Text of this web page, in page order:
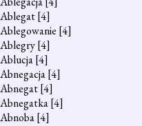
Ablegat[4]
Ablegowanie [4]
Ablegry[4]
Ablucja[4]
Abnegacja[4]
Abnegat[4]
Abnegatka[4]
Abnoba[4]